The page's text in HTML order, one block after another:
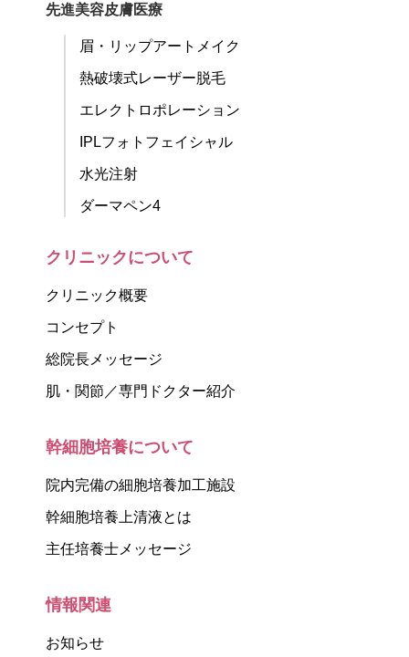
先進美容皮膚医療
眉・リップアートメイク
熱破壊式レーザー脱毛
エレクトロポレーション
IPLフォトフェイシャル
水光注射
ダーマペン4
クリニックについて
クリニック概要
コンセプト
総院長メッセージ
肌・関節／専門ドクター紹介
幹細胞培養について
院内完備の細胞培養加工施設
幹細胞培養上清液とは
主任培養士メッセージ
情報関連
お知らせ